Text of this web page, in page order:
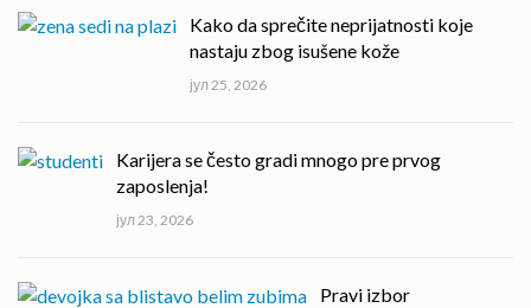
Kako da sprečite neprijatnosti koje
nastaju zbog isušene kože
јул 25, 2026
Karijera se često gradi mnogo pre prvog
zaposlenja!
јул 23, 2026
Pravi izbor